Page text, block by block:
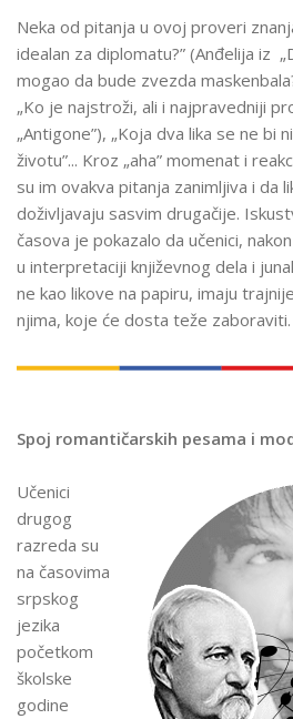
Neka od pitanja u ovoj proveri
idealan za diplomatu?” (Anđelija iz
mogao da bude zvezda
„Ko je najstroži, ali i najpravedniji
„Antigone”), „Koja dva lika se ne bi
životu”... Kroz „aha” momenat i
su im ovakva pitanja zanimljiva i da
doživljavaju sasvim drugačije.
časova je pokazalo da učenici,
u interpretaciji književnog dela i
ne kao likove na papiru, imaju
njima, koje će dosta teže zaboraviti.
Spoj romantičarskih pesama i
Učenici
drugog
razreda su
na časovima
srpskog
jezika
početkom
školske
godine